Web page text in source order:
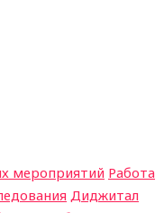
мероприятий Работа
Диджитал